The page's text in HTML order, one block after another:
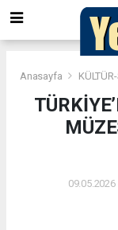
Anasayfa